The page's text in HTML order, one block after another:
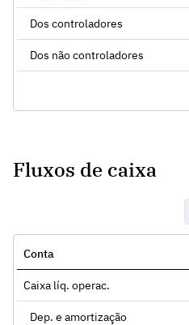
Dos controladores
Dos não controladores
Fluxos de caixa
Conta
Caixa líq. operac.
Dep. e amortização